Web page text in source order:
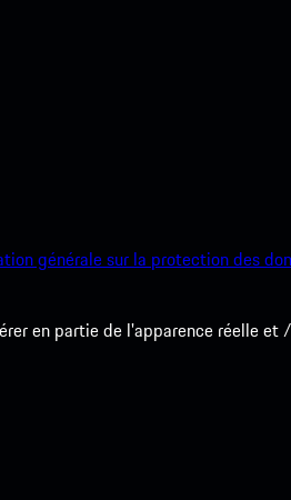
générale sur la protection des
en partie de l'apparence réelle et